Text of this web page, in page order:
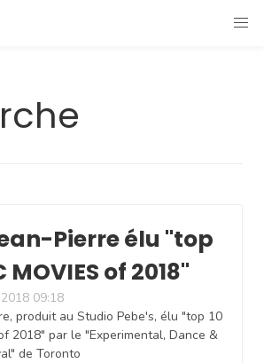
Pierre élu "top
MOVIES of 2018"
09:18
produit au Studio Pebe's, élu "top 10
2018" par le "Experimental, Dance &
de Toronto